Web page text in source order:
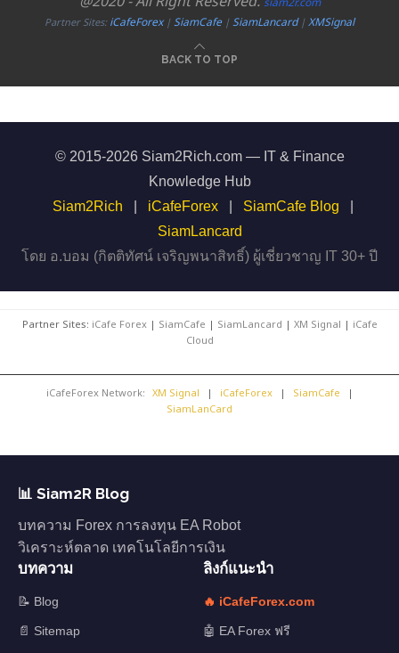
Partner Sites:iCafeForex|SiamCafe|SiamLancard|XMSignal
BACK TO TOP
© 2015-2026 Siam2Rich.com — IT & Finance
Knowledge Hub
Siam2Rich
iCafeForex SiamCafe Blog
SiamLancard
โดย อ.บอม (กิตติทัศน์ เจริญพนาสิทธิ์) ผู้เชี่ยวชาญ IT 30+ ปี
Partner Sites: iCafe Forex| SiamCafe | SiamLancard | XM Signal | iCafe
Cloud
iCafeForex Network: XM Signal | iCafeForex | SiamCafe
|
SiamLanCard
📊 Siam2R Blog
บทความ Forex การลงทุน EA Robot
วิเคราะห์ตลาด เทคโนโลยีการเงิน
บทความ
📝 Blog
📄 Sitemap
ลิงก์แนะนำ
🔥 iCafeForex.com
🤖 EA Forex ฟรี